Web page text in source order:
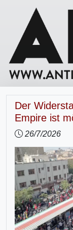
Der
Empire ist
26/7/2026